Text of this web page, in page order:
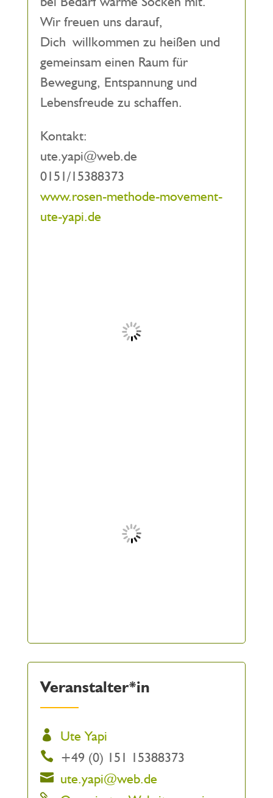
Wir freuen uns darauf,
Dich willkommen zu heißen und
gemeinsam einen Raum für
Bewegung, Entspannung und
Lebensfreude zu schaffen.
Kontakt:
ute.yapi@web.de
0151/15388373
www.rosen-methode-movement-
ute-yapi.de
Veranstalter*in
Ute Yapi
+49 (0) 151 15388373
ute.yapi@web.de